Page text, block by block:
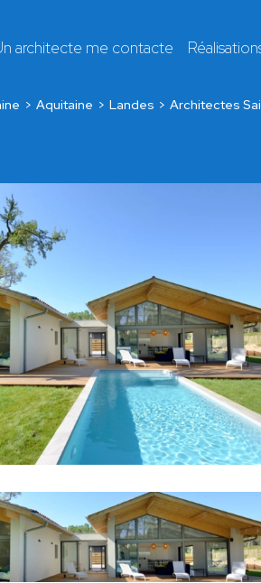
architecte me contacte
Aquitaine Landes Architectes